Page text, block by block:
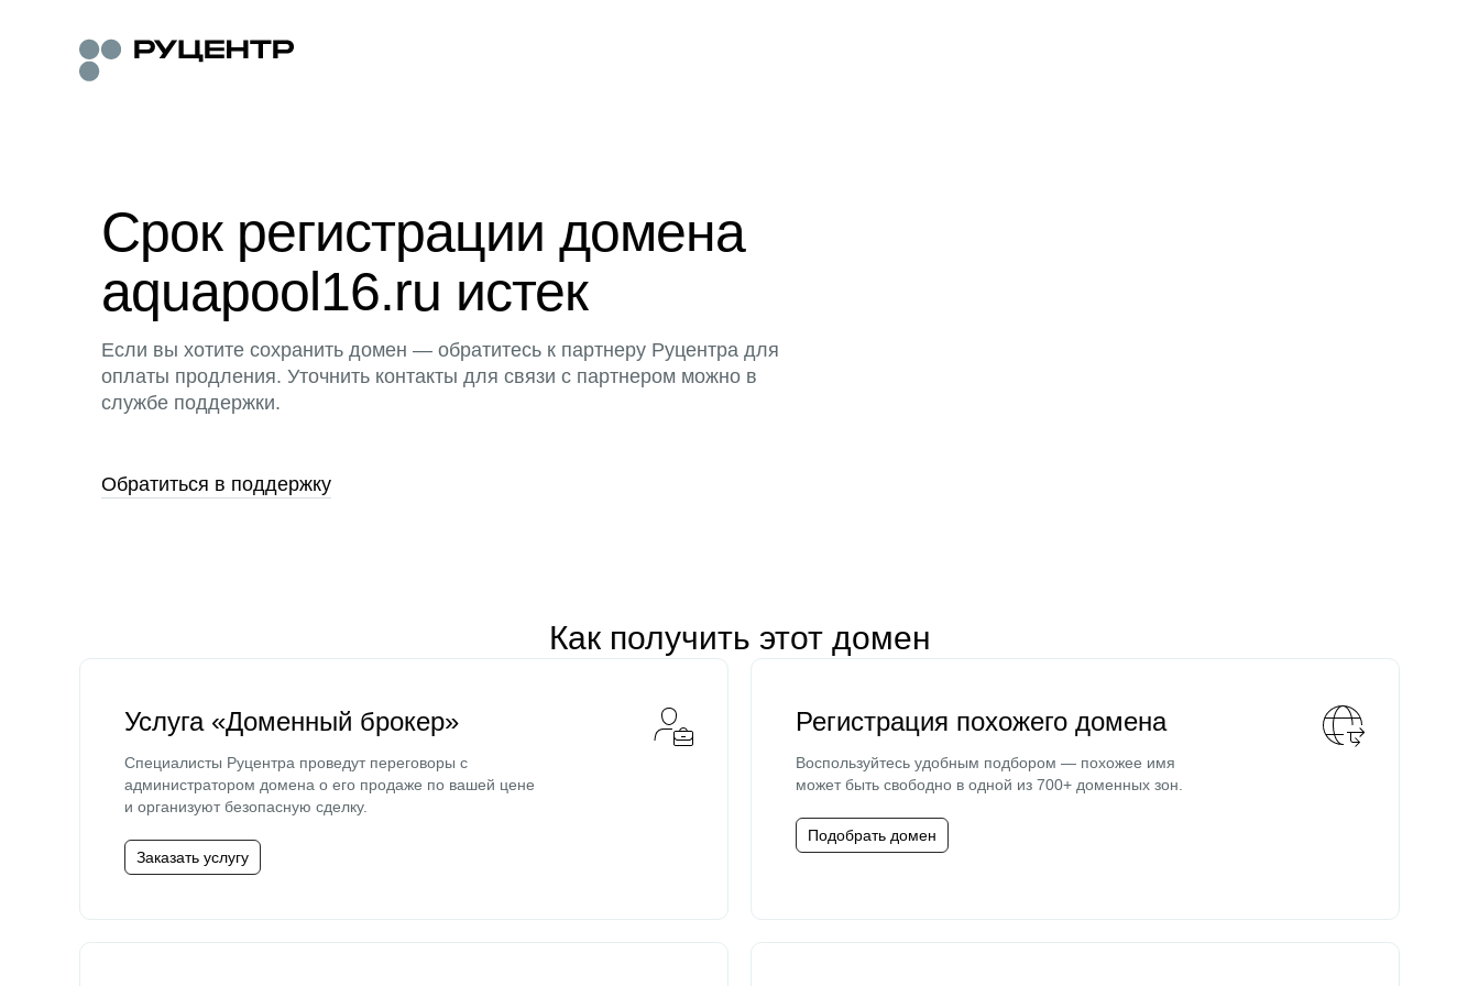
Срок регистрации домена
aquapool16.ru истек
Если вы хотите сохранить домен — обратитесь к партнеру Руцентра для
оплаты продления. Уточнить контакты для связи с партнером можно в
службе поддержки.
Обратиться в поддержку
Как получить этот домен
Услуга «Доменный брокер»
Специалисты Руцентра проведут переговоры с
администратором домена о его продаже по вашей цене
и организуют безопасную сделку.
Заказать услугу
Регистрация похожего домена
Воспользуйтесь удобным подбором — похожее имя
может быть свободно в одной из 700+ доменных зон.
Подобрать домен